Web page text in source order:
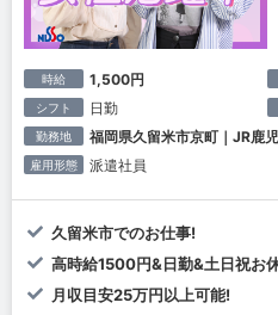
時給 1,500円
シフト 日勤
勤務地 福岡県久留米市京町｜JR鹿
雇用形態 派遣社員
久留米市でのお仕事!
高時給1500円&日勤&土日祝お
月収目安25万円以上可能!